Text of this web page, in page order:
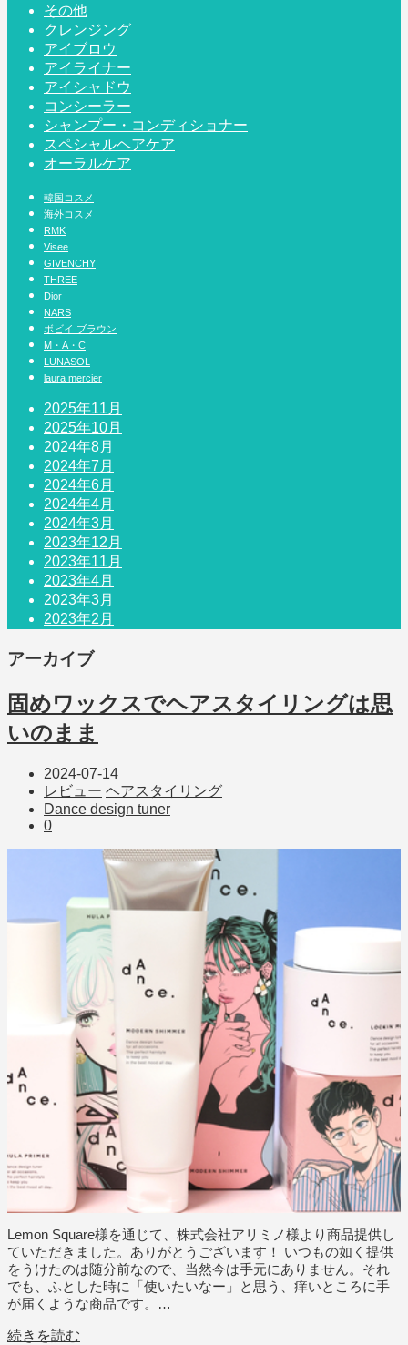
その他
クレンジング
アイブロウ
アイライナー
アイシャドウ
コンシーラー
シャンプー・コンディショナー
スペシャルヘアケア
オーラルケア
韓国コスメ
海外コスメ
RMK
Visee
GIVENCHY
THREE
Dior
NARS
ボビイ ブラウン
M・A・C
LUNASOL
laura mercier
2025年11月
2025年10月
2024年8月
2024年7月
2024年6月
2024年4月
2024年3月
2023年12月
2023年11月
2023年4月
2023年3月
2023年2月
アーカイブ
固めワックスでヘアスタイリングは思
いのまま
2024-07-14
レビュー ヘアスタイリング
Dance design tuner
0
Lemon Square様を通じて、株式会社アリミノ様より商品提供し
ていただきました。ありがとうございます！ いつもの如く提供
をうけたのは随分前なので、当然今は手元にありません。それ
でも、ふとした時に「使いたいなー」と思う、痒いところに手
が届くような商品です。…
続きを読む